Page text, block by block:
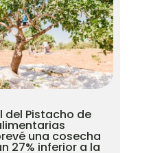
del Pistacho de
una cosecha
27% inferior a la